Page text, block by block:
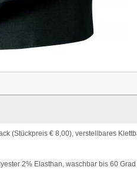
(Stückpreis € 8,00), verstellbares
2% Elasthan, waschbar bis 60 Grad